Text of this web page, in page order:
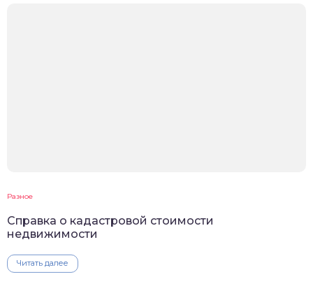
Разное
Справка о кадастровой стоимости
недвижимости
Читать далее